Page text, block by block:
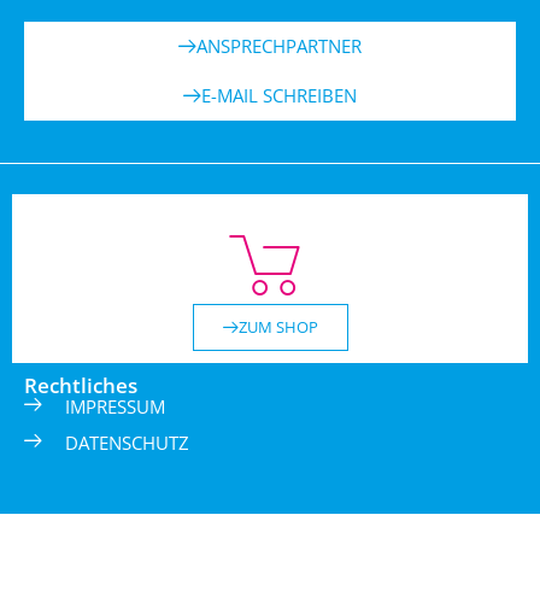
ANSPRECHPARTNER
E-MAIL SCHREIBEN
ZUM SHOP
Rechtliches
IMPRESSUM
DATENSCHUTZ